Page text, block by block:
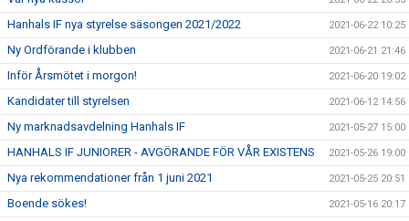
Hanhals IF nya styrelse säsongen 2021/2022 2021-06-22 10:25
Ny Ordförande i klubben 2021-06-21 21:46
Inför Årsmötet i morgon! 2021-06-20 19:02
Kandidater till styrelsen 2021-06-12 14:56
Ny marknadsavdelning Hanhals IF 2021-05-27 15:00
HANHALS IF JUNIORER - AVGÖRANDE FÖR VÅR EXISTENS 2021-05-26 19:00
Nya rekommendationer från 1 juni 2021 2021-05-25 20:51
Boende sökes! 2021-05-16 20:17